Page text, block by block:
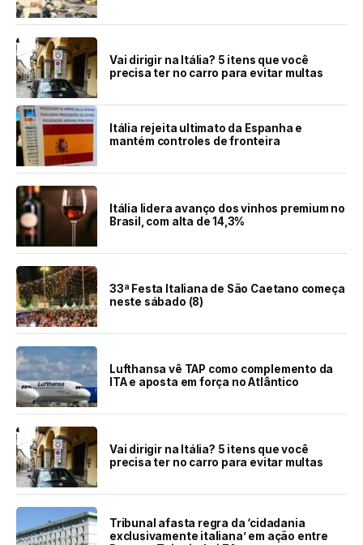
Vai dirigir na Itália? 5 itens que você
precisa ter no carro para evitar multas
Itália rejeita ultimato da Espanha e
mantém controles de fronteira
Itália lidera avanço dos vinhos premium no
Brasil, com alta de 14,3%
33ª Festa Italiana de São Caetano começa
neste sábado (8)
Lufthansa vê TAP como complemento da
ITA e aposta em força no Atlântico
Vai dirigir na Itália? 5 itens que você
precisa ter no carro para evitar multas
Tribunal afasta regra da ‘cidadania
exclusivamente italiana’ em ação entre